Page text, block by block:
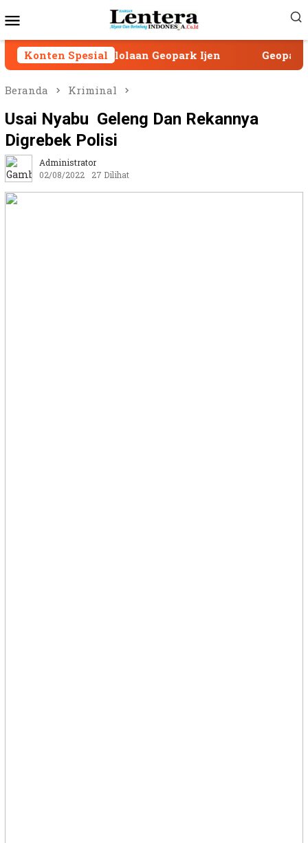
ke
Mobile
Konten Spesial
Geopark Ijen Geopark Ijen Jalani
Beranda Kriminal
Usai Nyabu Geleng Dan Rekannya
Digrebek Polisi
Administrator
02/08/2022
27 Dilihat